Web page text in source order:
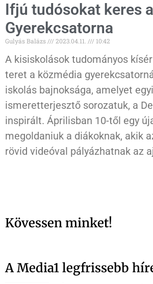
Ifjú tudósokat keres
Gyerekcsatorna
Gulyás Balázs 2023.04.11. 10:42
A kisiskolások tudományos
teret a közmédia
iskolás bajnoksága, amelyet
ismeretterjesztő sorozatuk, a
inspirált. Áprilisban 10-től egy
megoldaniuk a diákoknak, akik
rövid videóval pályázhatnak az
Kövessen minket!
A Media1 legfrissebb